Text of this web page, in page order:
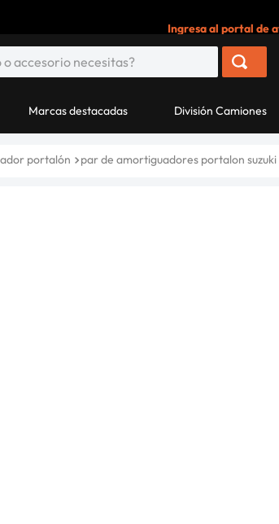
Ingresa al portal de
Marcas destacadas División Camiones
portalón par de amortiguadores portalon suzuki